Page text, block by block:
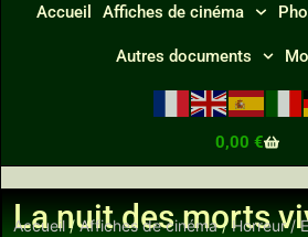
Accueil Affiches de cinéma
Autres documents
0,00 €
La nuit des morts
Accueil/Affiches de cinéma/Horreur /